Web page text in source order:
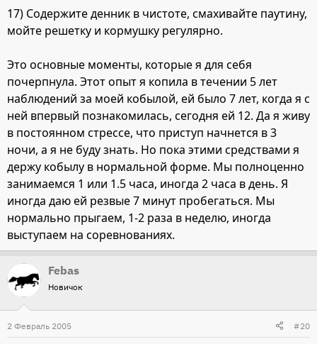
17) Содержите денник в чистоте, смахивайте паутину,
мойте решетку и кормушку регулярно.
Это основные моменты, которые я для себя
почерпнула. Этот опыт я копила в течении 5 лет
наблюдений за моей кобылой, ей было 7 лет, когда я с
ней впервый познакомилась, cегодня ей 12. Да я живу
в постоянном стрессе, что приступ начнется в 3
ночи, а я не буду знать. Но пока этими средствами я
держу кобылу в нормальной форме. Мы полноценно
занимаемся 1 или 1.5 часа, иногда 2 часа в день. Я
иногда даю ей резвые 7 минут пробегаться. Мы
нормально прыгаем, 1-2 раза в неделю, иногда
выступаем на соревнованиях.
Febas
Новичок
2 Февраль 2005 #20